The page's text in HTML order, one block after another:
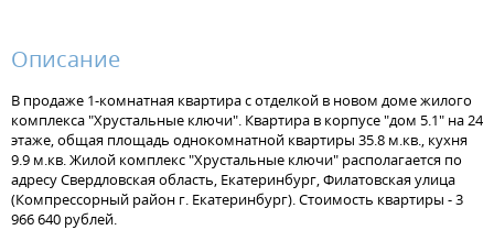
Описание
В продаже 1-комнатная квартира с отделкой в новом доме жилого
комплекса "Хрустальные ключи". Квартира в корпусе "дом 5.1" на 24
этаже, общая площадь однокомнатной квартиры 35.8 м.кв., кухня
9.9 м.кв. Жилой комплекс "Хрустальные ключи" располагается по
адресу Свердловская область, Екатеринбург, Филатовская улица
(Компрессорный район г. Екатеринбург). Стоимость квартиры - 3
966 640 рублей.